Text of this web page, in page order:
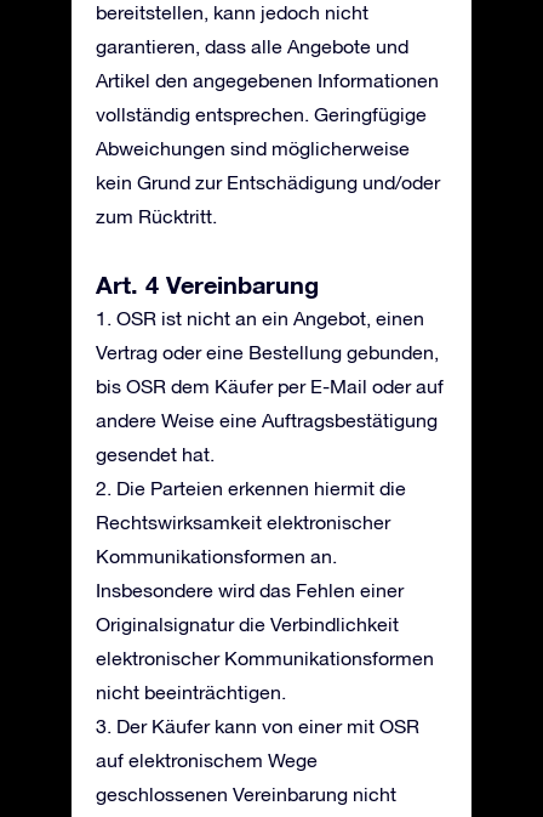
bereitstellen, kann jedoch nicht
garantieren, dass alle Angebote und
Artikel den angegebenen Informationen
vollständig entsprechen. Geringfügige
Abweichungen sind möglicherweise
kein Grund zur Entschädigung und/oder
zum Rücktritt.
Art. 4 Vereinbarung
1. OSR ist nicht an ein Angebot, einen
Vertrag oder eine Bestellung gebunden,
bis OSR dem Käufer per E-Mail oder auf
andere Weise eine Auftragsbestätigung
gesendet hat.
2. Die Parteien erkennen hiermit die
Rechtswirksamkeit elektronischer
Kommunikationsformen an.
Insbesondere wird das Fehlen einer
Originalsignatur die Verbindlichkeit
elektronischer Kommunikationsformen
nicht beeinträchtigen.
3. Der Käufer kann von einer mit OSR
auf elektronischem Wege
geschlossenen Vereinbarung nicht